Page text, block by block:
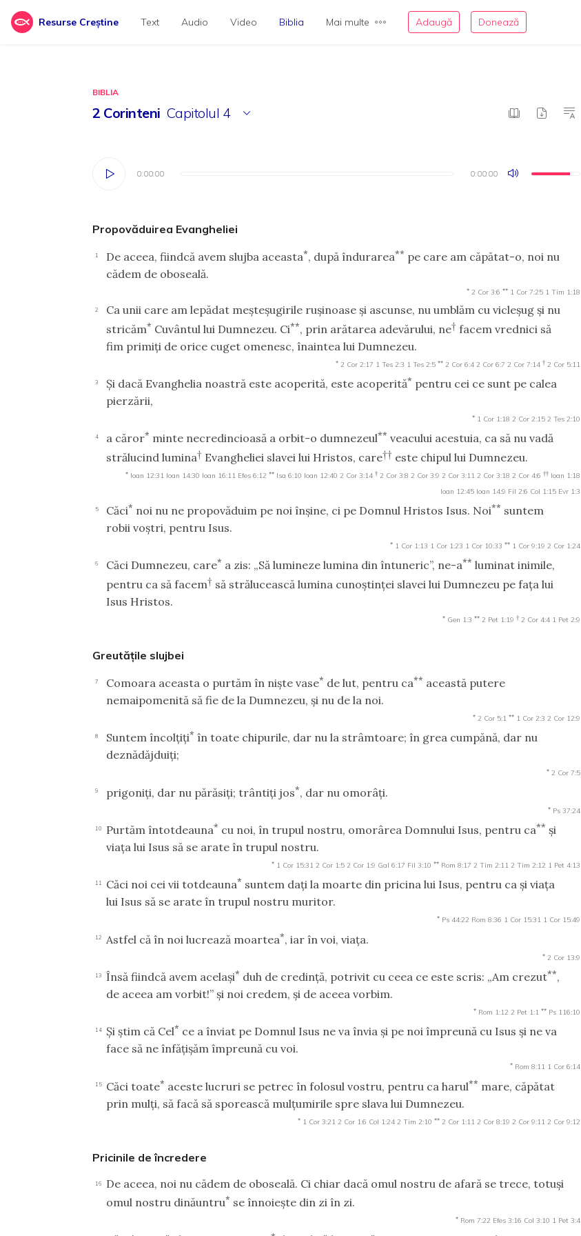
Resurse Creștine Text Audio Video Biblia Mai multe Adaugă Donează
BIBLIA
2 Corinteni Capitolul 4
0:00:00 0:00:00
0:00:00 0:00:00
Propovăduirea Evangheliei
1 De aceea, fiindcă avem slujba aceasta*, după îndurarea** pe care am căpătat-o, noi nu
cădem de oboseală.
* 2 Cor 3:6 ** 1 Cor 7:25 1 Tim 1:18
2
Ca unii care am lepădat meşteşugirile ruşinoase şi ascunse, nu umblăm cu vicleşug şi nu
stricăm* Cuvântul lui Dumnezeu. Ci**, prin arătarea adevărului, ne† facem vrednici să
fim primiţi de orice cuget omenesc, înaintea lui Dumnezeu.
* 2 Cor 2:17 1 Tes 2:3 1 Tes 2:5 ** 2 Cor 6:4 2 Cor 6:7 2 Cor 7:14 † 2 Cor 5:11
3 Şi dacă Evanghelia noastră este acoperită, este acoperită* pentru cei ce sunt pe calea
pierzării,
* 1 Cor 1:18 2 Cor 2:15 2 Tes 2:10
4 a căror* minte necredincioasă a orbit-o dumnezeul** veacului acestuia, ca să nu vadă
strălucind lumina† Evangheliei slavei lui Hristos, care†† este chipul lui Dumnezeu.
* Ioan 12:31 Ioan 14:30 Ioan 16:11 Efes 6:12 ** Isa 6:10 Ioan 12:40 2 Cor 3:14 † 2 Cor 3:8 2 Cor 3:9 2 Cor 3:11 2 Cor 3:18 2 Cor 4:6 †† Ioan 1:18
Ioan 12:45 Ioan 14:9 Fil 2:6 Col 1:15 Evr 1:3
5 Căci* noi nu ne propovăduim pe noi înşine, ci pe Domnul Hristos Isus. Noi** suntem
robii voştri, pentru Isus.
* 1 Cor 1:13 1 Cor 1:23 1 Cor 10:33 ** 1 Cor 9:19 2 Cor 1:24
6 Căci Dumnezeu, care* a zis: „Să lumineze lumina din întuneric”, ne-a** luminat inimile,
pentru ca să facem† să strălucească lumina cunoştinţei slavei lui Dumnezeu pe faţa lui
Isus Hristos.
* Gen 1:3 ** 2 Pet 1:19 † 2 Cor 4:4 1 Pet 2:9
Greutăţile slujbei
7 Comoara aceasta o purtăm în nişte vase* de lut, pentru ca** această putere
nemaipomenită să fie de la Dumnezeu, şi nu de la noi.
* 2 Cor 5:1 ** 1 Cor 2:3 2 Cor 12:9
8 Suntem încolţiţi* în toate chipurile, dar nu la strâmtoare; în grea cumpănă, dar nu
deznădăjduiţi;
* 2 Cor 7:5
9 prigoniţi, dar nu părăsiţi; trântiţi jos*, dar nu omorâţi.
* Ps 37:24
10 Purtăm întotdeauna* cu noi, în trupul nostru, omorârea Domnului Isus, pentru ca** şi
viaţa lui Isus să se arate în trupul nostru.
* 1 Cor 15:31 2 Cor 1:5 2 Cor 1:9 Gal 6:17 Fil 3:10 ** Rom 8:17 2 Tim 2:11 2 Tim 2:12 1 Pet 4:13
11 Căci noi cei vii totdeauna* suntem daţi la moarte din pricina lui Isus, pentru ca şi viaţa
lui Isus să se arate în trupul nostru muritor.
* Ps 44:22 Rom 8:36 1 Cor 15:31 1 Cor 15:49
12 Astfel că în noi lucrează moartea*, iar în voi, viaţa.
* 2 Cor 13:9
13 Însă fiindcă avem acelaşi* duh de credinţă, potrivit cu ceea ce este scris: „Am crezut**,
de aceea am vorbit!” şi noi credem, şi de aceea vorbim.
* Rom 1:12 2 Pet 1:1 ** Ps 116:10
14 Şi ştim că Cel* ce a înviat pe Domnul Isus ne va învia şi pe noi împreună cu Isus şi ne va
face să ne înfăţişăm împreună cu voi.
* Rom 8:11 1 Cor 6:14
15 Căci toate* aceste lucruri se petrec în folosul vostru, pentru ca harul** mare, căpătat
prin mulţi, să facă să sporească mulţumirile spre slava lui Dumnezeu.
* 1 Cor 3:21 2 Cor 1:6 Col 1:24 2 Tim 2:10 ** 2 Cor 1:11 2 Cor 8:19 2 Cor 9:11 2 Cor 9:12
Pricinile de încredere
16
De aceea, noi nu cădem de oboseală. Ci chiar dacă omul nostru de afară se trece, totuşi
omul nostru dinăuntru* se înnoieşte din zi în zi.
* Rom 7:22 Efes 3:16 Col 3:10 1 Pet 3:4